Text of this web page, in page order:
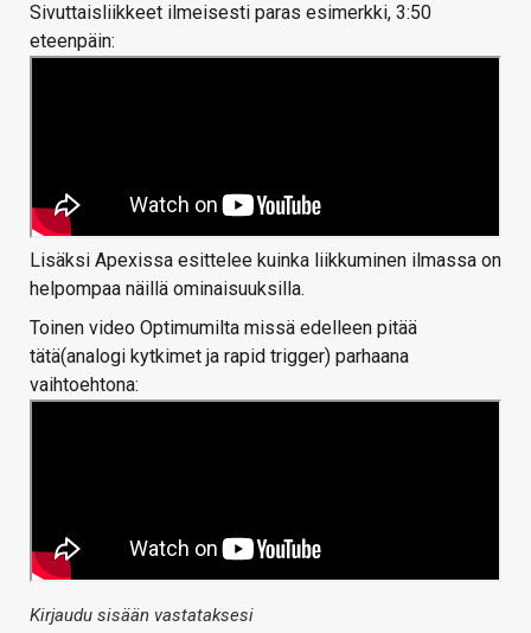
Sivuttaisliikkeet ilmeisesti paras esimerkki, 3:50
eteenpäin:
Lisäksi Apexissa esittelee kuinka liikkuminen ilmassa on
helpompaa näillä ominaisuuksilla.
Toinen video Optimumilta missä edelleen pitää
tätä(analogi kytkimet ja rapid trigger) parhaana
vaihtoehtona:
Kirjaudu sisään vastataksesi